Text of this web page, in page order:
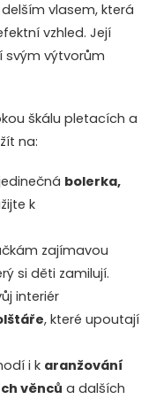
vlasem, která
vzhled. Její
svým výtvorům
škálu pletacích a
na:
bolerka,
k
zajímavou
si děti zamilují.
interiér
, které upoutají
i k aranžování
věnců a dalších